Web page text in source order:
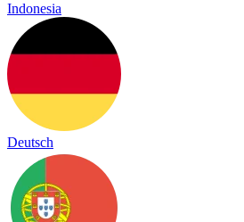
Indonesia
Deutsch